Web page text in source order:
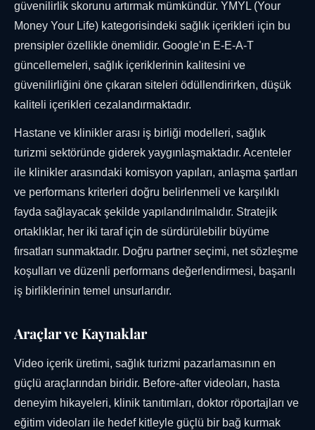
güvenilirlik skorunu artırmak mümkündür. YMYL (Your
Money Your Life) kategorisindeki sağlık içerikleri için bu
prensipler özellikle önemlidir. Google'ın E-E-A-T
güncellemeleri, sağlık içeriklerinin kalitesini ve
güvenilirliğini öne çıkaran siteleri ödüllendirirken, düşük
kaliteli içerikleri cezalandırmaktadır.
Hastane ve klinikler arası iş birliği modelleri, sağlık
turizmi sektöründe giderek yaygınlaşmaktadır. Acenteler
ile klinikler arasındaki komisyon yapıları, anlaşma şartları
ve performans kriterleri doğru belirlenmeli ve karşılıklı
fayda sağlayacak şekilde yapılandırılmalıdır. Stratejik
ortaklıklar, her iki taraf için de sürdürülebilir büyüme
fırsatları sunmaktadır. Doğru partner seçimi, net sözleşme
koşulları ve düzenli performans değerlendirmesi, başarılı
iş birliklerinin temel unsurlarıdır.
Araçlar ve Kaynaklar
Video içerik üretimi, sağlık turizmi pazarlamasının en
güçlü araçlarından biridir. Before-after videoları, hasta
deneyim hikayeleri, klinik tanıtımları, doktor röportajları ve
eğitim videoları ile hedef kitleyle güçlü bir bağ kurmak